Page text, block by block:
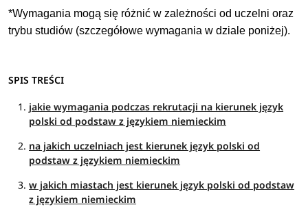
*Wymagania mogą się różnić w zależności od uczelni oraz
trybu studiów (szczegółowe wymagania w dziale poniżej).
SPIS TREŚCI
jakie wymagania podczas rekrutacji na kierunek język
polski od podstaw z językiem niemieckim
na jakich uczelniach jest kierunek język polski od
podstaw z językiem niemieckim
w jakich miastach jest kierunek język polski od podstaw
z językiem niemieckim